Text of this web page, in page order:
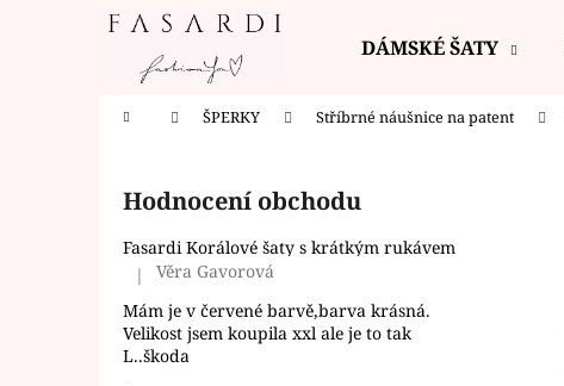
DÁMSKÉ ŠATY
Domů ŠPERKY Stříbrné náušnice na patent
Hodnocení obchodu
Fasardi Korálové šaty s krátkým rukávem
Hodnocení produktu je 5 z 5 hvězdiček.
|
Věra Gavorová
Mám je v červené barvě,barva krásná.
Velikost jsem koupila xxl ale je to tak
L..škoda